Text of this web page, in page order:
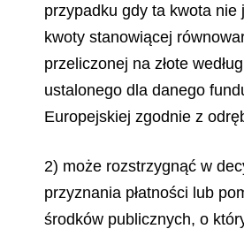
przypadku gdy ta kwota nie
kwoty stanowiącej
przeliczonej na złote
ustalonego dla danego
Europejskiej zgodnie z
2) może rozstrzygnąć w
przyznania płatności lub
środków publicznych, o